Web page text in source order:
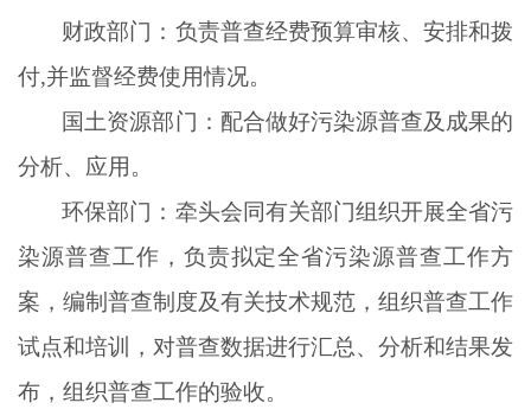
财政部门：负责普查经费预算审核、安排和拨
付,并监督经费使用情况。
国土资源部门：配合做好污染源普查及成果的
分析、应用。
环保部门：牵头会同有关部门组织开展全省污
染源普查工作，负责拟定全省污染源普查工作方
案，编制普查制度及有关技术规范，组织普查工作
试点和培训，对普查数据进行汇总、分析和结果发
布，组织普查工作的验收。